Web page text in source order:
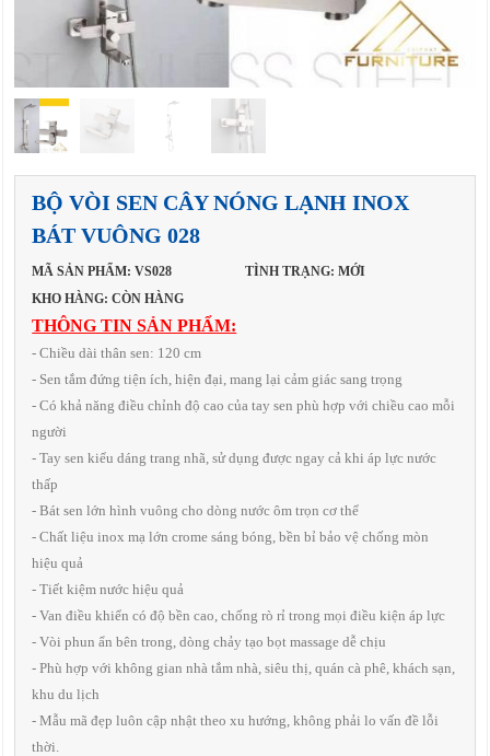
BỘ VÒI SEN CÂY NÓNG LẠNH INOX
BÁT VUÔNG 028
MÃ SẢN PHẨM: VS028
TÌNH TRẠNG: MỚI
KHO HÀNG: CÒN HÀNG
THÔNG TIN SẢN PHẨM:
- Chiều dài thân sen: 120 cm
- Sen tắm đứng tiện ích, hiện đại, mang lại cảm giác sang trọng
- Có khả năng điều chỉnh độ cao của tay sen phù hợp với chiều cao mỗi
người
- Tay sen kiểu dáng trang nhã, sử dụng được ngay cả khi áp lực nước
thấp
- Bát sen lớn hình vuông cho dòng nước ôm trọn cơ thể
- Chất liệu inox mạ lớn crome sáng bóng, bền bỉ bảo vệ chống mòn
hiệu quả
- Tiết kiệm nước hiệu quả
- Van điều khiển có độ bền cao, chống rò rỉ trong mọi điều kiện áp lực
- Vòi phun ẩn bên trong, dòng chảy tạo bọt massage dễ chịu
- Phù hợp với không gian nhà tắm nhà, siêu thị, quán cà phê, khách sạn,
khu du lịch
- Mẫu mã đẹp luôn cập nhật theo xu hướng, không phải lo vấn đề lỗi
thời.